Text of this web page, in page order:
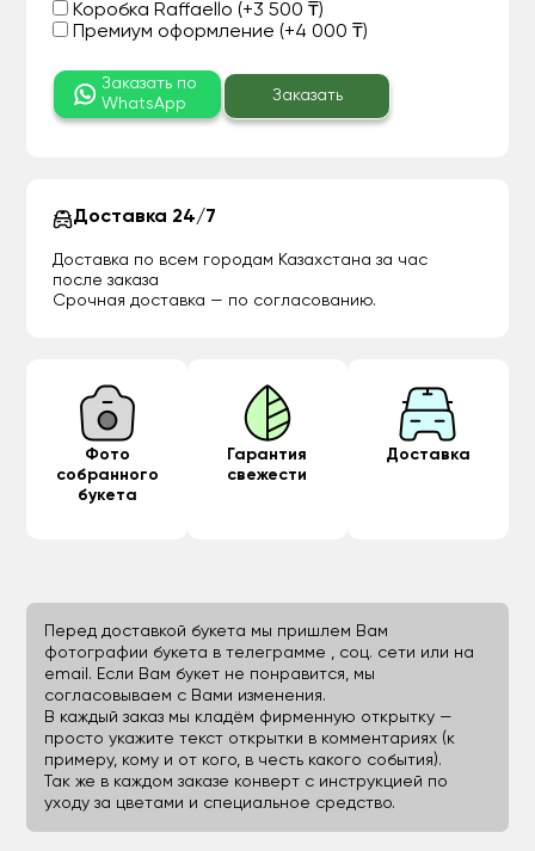
Коробка Raffaello (+3 500 ₸)
Премиум оформление (+4 000 ₸)
Заказать по
WhatsApp
Заказать
Доставка 24/7
Доставка по всем городам Казахстана за час
после заказа
Срочная доставка — по согласованию.
Фото
собранного
букета
Гарантия
свежести
Доставка
Перед доставкой букета мы пришлем Вам
фотографии букета в телеграмме , соц. сети или на
email. Если Вам букет не понравится, мы
согласовываем с Вами изменения.
В каждый заказ мы кладём фирменную открытку —
просто укажите текст открытки в комментариях (к
примеру, кому и от кого, в честь какого события).
Так же в каждом заказе конверт с инструкцией по
уходу за цветами и специальное средство.